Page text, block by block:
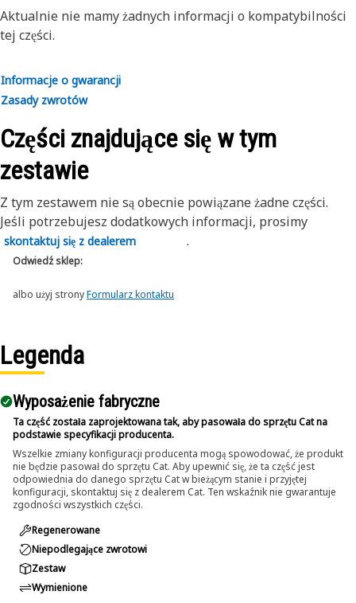
Narzędzie dla autoryzowanych stacji obsługi
Aby uzyskać więcej informacji, zapoznaj się z instrukcją
obsługi lub skontaktuj się z lokalnym dealerem Cat.
Aktualnie nie mamy żadnych informacji o kompatybilności
tej części.
Informacje o gwarancji
Zasady zwrotów
Części znajdujące się w tym
zestawie
Z tym zestawem nie są obecnie powiązane żadne części.
Jeśli potrzebujesz dodatkowych informacji, prosimy
skontaktuj się z dealerem
Odwiedź sklep:
albo użyj stronyFormularz kontaktu
.
Legenda
Wyposażenie fabryczne
Ta część została zaprojektowana tak, aby pasowała do sprzętu Cat na
podstawie specyfikacji producenta.
Wszelkie zmiany konfiguracji producenta mogą spowodować, że produkt
nie będzie pasował do sprzętu Cat. Aby upewnić się, że ta część jest
odpowiednia do danego sprzętu Cat w bieżącym stanie i przyjętej
konfiguracji, skontaktuj się z dealerem Cat. Ten wskaźnik nie gwarantuje
zgodności wszystkich części.
Regenerowane
Niepodlegające zwrotowi
Zestaw
Wymienione